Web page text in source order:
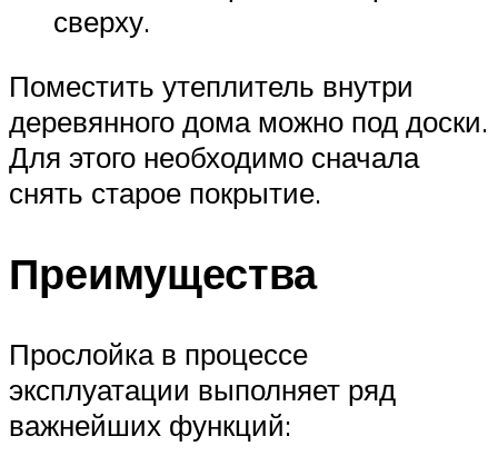
сверху.
Поместить утеплитель внутри
деревянного дома можно под доски.
Для этого необходимо сначала
снять старое покрытие.
Преимущества
Прослойка в процессе
эксплуатации выполняет ряд
важнейших функций: